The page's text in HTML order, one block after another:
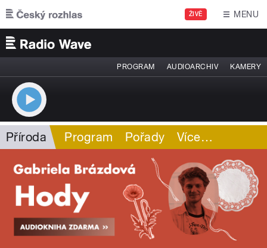
Přejít k hlavnímu obsahu
ŽIVĚ MENU
PROGRAM AUDIOARCHIV KAMERY
Příroda Program Pořady Více…